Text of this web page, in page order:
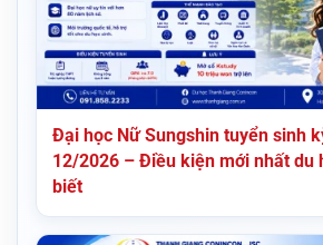
Đại học Nữ Sungshin tuyển sinh
12/2026 – Điều kiện mới nhất du
biết